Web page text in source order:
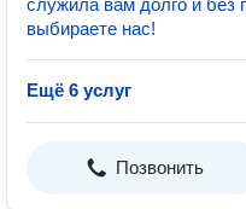
служила вам долго и без
выбираете нас!
Ещё 6 услуг
Позвонить